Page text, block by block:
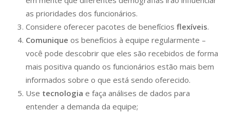
as prioridades dos funcionários.
Considere oferecer pacotes de benefícios flexíveis.
Comunique os benefícios à equipe regularmente –
você pode descobrir que eles são recebidos de forma
mais positiva quando os funcionários estão mais bem
informados sobre o que está sendo oferecido.
Use tecnologia e faça análises de dados para
entender a demanda da equipe;